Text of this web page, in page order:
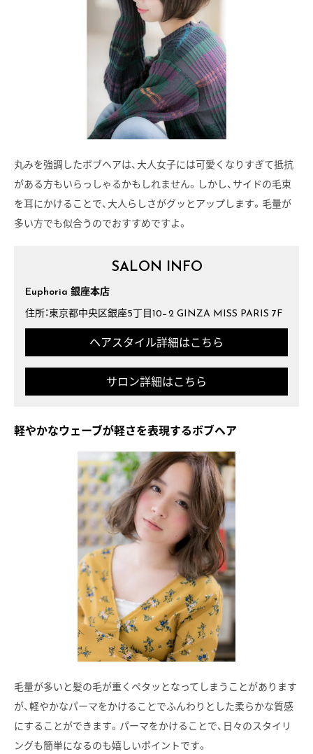
丸みを強調したボブヘアは、大人女子には可愛くなりすぎて抵抗
がある方もいらっしゃるかもしれません。しかし、サイドの毛束
を耳にかけることで、大人らしさがグッとアップします。毛量が
多い方でも似合うのでおすすめですよ。
SALON INFO
Euphoria 銀座本店
住所：東京都中央区銀座5丁目10−2 GINZA MISS PARIS 7F
ヘアスタイル詳細はこちら
サロン詳細はこちら
軽やかなウェーブが軽さを表現するボブヘア
毛量が多いと髪の毛が重くペタッとなってしまうことがあります
が、軽やかなパーマをかけることでふんわりとした柔らかな質感
にすることができます。パーマをかけることで、日々のスタイリ
ングも簡単になるのも嬉しいポイントです。